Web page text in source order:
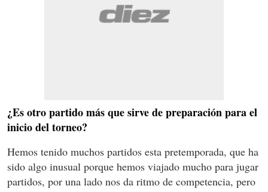
¿Es otro partido más que sirve de preparación para el
inicio del torneo?
Hemos tenido muchos partidos esta pretemporada, que ha
sido algo inusual porque hemos viajado mucho para jugar
partidos, por una lado nos da ritmo de competencia, pero